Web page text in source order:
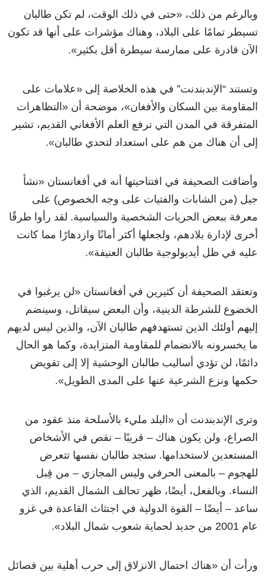
وبالرغم من ذلك، «حتى في ذلك الوقت، لم تكن طالبان
تسيطر تمامًا على البلاد، وهناك مؤشرات على أنها قد تكون
الآن قادرة على ممارسة سيطرة أقل بكثير »
.
وتستند “الإندبندنت” في هذه الخلاصة إلى «علامات على
المقاومة بين السكان والأفغان»، موضحة أن «التظاهرات
المتفرقة في المدن التي ترفع العلم الأفغاني القديم، تشير
إلى أن هناك من هم على استعداد لتحدي طالبان»
.
وأضافت الصحيفة في افتتاحيتها أنه في أفغانستان «نشأ
جيل (من الشابات والفتيات على وجه الخصوص) على
معرفة ببعض الحريات الشخصية والسياسية. لقد رأوا طرقًا
أخرى لإدارة بلادهم، ولجعلها أكثر أمانًا وازدهارًا مما كانت
عليه في ظل أيديولوجية طالبان العنيفة»
.
وتعتقد الصحيفة أن كثيرين في أفغانستان «لن يرغبوا في
الخضوع للشرطة الدينية، وأن البعض سيقاتل، وسينضم
إليهم أولئك الذين تستهدفهم طالبان الآن، والذين ليس لديهم
ما يخسرونه بالانضمام للمقاومة المتزايدة، وكما هو الحال
دائمًا، لن تؤدي أساليب طالبان الوحشية إلا إلى تقويض
حكمها ونزع الشرعية عنها على المدى الطويل»
.
وترى الإندبندنت أن «البلد مليء بالأسلحة منذ عقود من
الصراع، ولن يكون هناك – قريبًا – نقص في الأشخاص
المستعدين لاستخدامها. ستجد طالبان نفسها تتعرض
للهجوم – بالمعنى الحرفي وليس المجازي – من قِبل
النساء. وبالفعل، أيضًا، ظهر تحالف الشمال القديم، الذي
ساعد – أيضًا – القوة الدولية في اجتثاث القاعدة في غزو
عام 2001 من جديد لحماية شعوب شمال البلاد
»
.
ورأت أن «هناك احتمال الانزلاق إلى حرب أهلية بين فصائل